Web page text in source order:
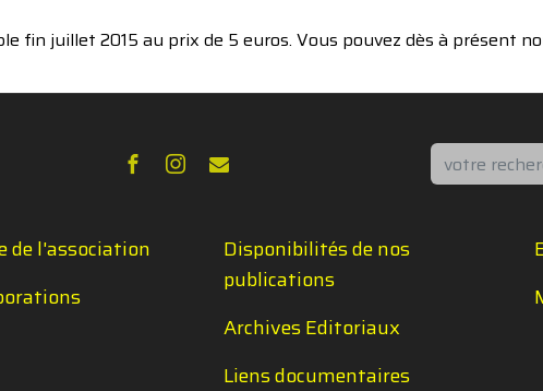
fin juillet 2015 au prix de 5 euros. Vous pouvez dès à présent
Rechercher
de l'association
Disponibilités de nos
publications
Archives Editoriaux
Liens documentaires